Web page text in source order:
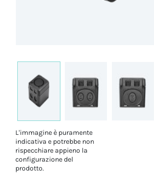
L'immagine è puramente
indicativa e potrebbe non
rispecchiare appieno la
configurazione del
prodotto.